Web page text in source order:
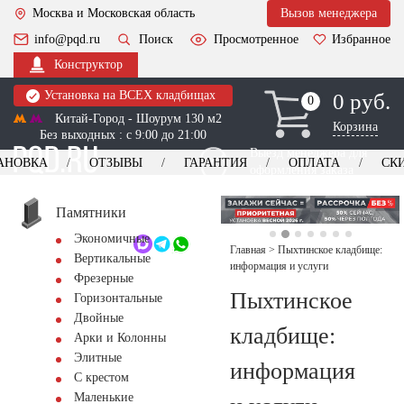
Москва и Московская область
Вызов менеджера
info@pqd.ru
Поиск Просмотренное
Избранное
Конструктор
Установка на ВСЕХ кладбищах
Китай-Город - Шоурум 130 м2
Без выходных : с 9:00 до 21:00
0
0 0 руб.
Корзина
Выезд менеджера для
оформления заказа
+7 (495) 518-44-23
Обратный звонок
ОТЗЫВЫ ГАРАНТИЯ ОПЛАТА
Памятники
Экономичные
Вертикальные
Фрезерные
Горизонтальные
Двойные
Арки и Колонны
Элитные
С крестом
Маленькие
Главная > Пыхтинское кладбище:
информация и услуги
Пыхтинское
кладбище:
информация